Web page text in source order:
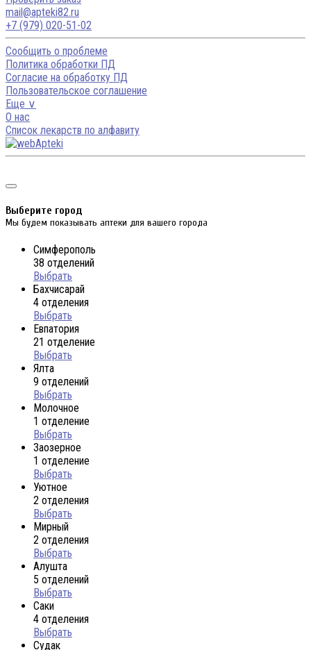
mail@apteki82.ru
+7 (979) 020-51-02
Сообщить о проблеме
Политика обработки ПД
Согласие на обработку ПД
Пользовательское соглашение
Еще ∨
О нас
Список лекарств по алфавиту
Выберите город
Мы будем показывать аптеки для вашего города
Симферополь
38 отделений
Выбрать
Бахчисарай
4 отделения
Выбрать
Евпатория
21 отделение
Выбрать
Ялта
9 отделений
Выбрать
Молочное
1 отделение
Выбрать
Заозерное
1 отделение
Выбрать
Уютное
2 отделения
Выбрать
Мирный
2 отделения
Выбрать
Алушта
5 отделений
Выбрать
Саки
4 отделения
Выбрать
Судак